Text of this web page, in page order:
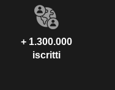
+ 1.300.000
iscritti